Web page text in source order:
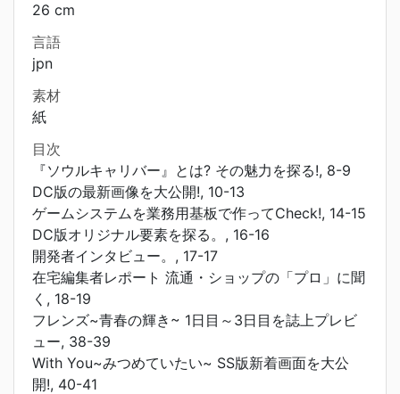
26 cm
言語
jpn
素材
紙
目次
『ソウルキャリバー』とは? その魅力を探る!, 8-9
DC版の最新画像を大公開!, 10-13
ゲームシステムを業務用基板で作ってCheck!, 14-15
DC版オリジナル要素を探る。, 16-16
開発者インタビュー。, 17-17
在宅編集者レポート 流通・ショップの「プロ」に聞
く, 18-19
フレンズ~青春の輝き~ 1日目～3日目を誌上プレビ
ュー, 38-39
With You~みつめていたい~ SS版新着画面を大公
開!, 40-41